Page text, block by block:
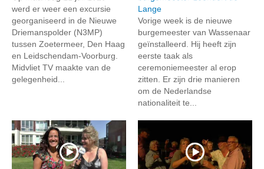
werd er weer een excursie
georganiseerd in de Nieuwe
Driemanspolder (N3MP)
tussen Zoetermeer, Den Haag
en Leidschendam-Voorburg.
Midvliet TV maakte van de
gelegenheid...
Lange
Vorige week is de nieuwe
burgemeester van Wassenaar
geïnstalleerd. Hij heeft zijn
eerste taak als
ceremoniemeester al erop
zitten. Er zijn drie manieren
om de Nederlandse
nationaliteit te...